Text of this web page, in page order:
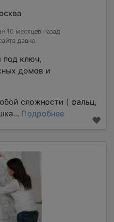
10 месяцев назад
давно
под ключ,
домов и
сложности ( фальц,
Подробнее